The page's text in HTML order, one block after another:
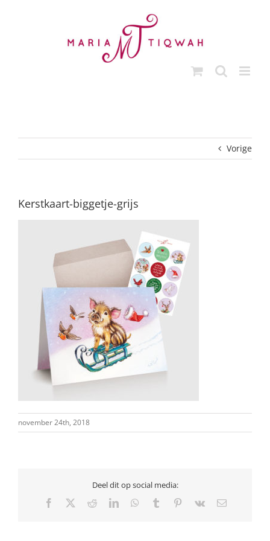
Vorige
Kerstkaart-biggetje-grijs
november 24th, 2018
Deel dit op social media:
Facebook RedditLinkedInWhatsApp
Tumblr Pinterest
Vk
E-